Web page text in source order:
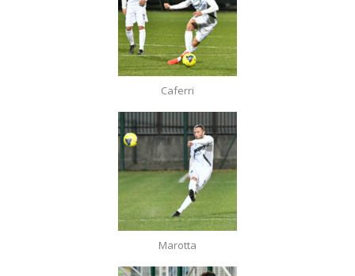
Caferri
Marotta